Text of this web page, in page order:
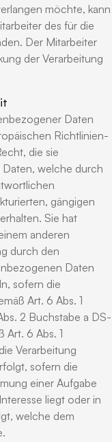
möchte, kann
des für die
Der Mitarbeiter
der Verarbeitung
Daten
Richtlinien-
die sie
welche durch
gängigen
Sie hat
anderen
durch den
Daten
sofern die
Art. 6 Abs. 1
2 Buchstabe a DS-
Art. 6 Abs. 1
Verarbeitung
sofern die
einer Aufgabe
liegt oder in
welche dem